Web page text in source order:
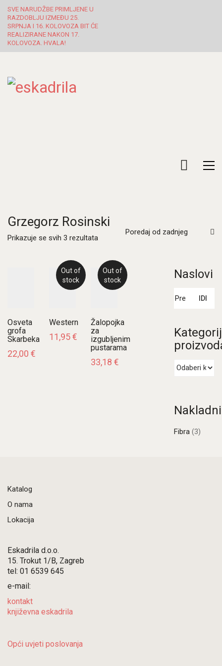
SVE NARUDŽBE PRIMLJENE U
RAZDOBLJU IZMEĐU 25.
SRPNJA I 16. KOLOVOZA BIT ĆE
REALIZIRANE NAKON 17.
KOLOVOZA. HVALA!
Grzegorz Rosinski
Prikazuje se svih 3 rezultata Poredano
Poredaj od zadnjeg
Osveta
grofa
Skarbeka
22,00 €
Out of
stock
Western
11,95€
Out of
stock
Žalopojka
za
izgubljenim
pustarama
33,18 €
Naslovi
IDI
Fibra (3)
Katalog
O nama
Lokacija
Eskadrila d.o.o.
15. Trokut 1/B, Zagreb
tel: 01 6539 645
e-mail:
kontakt
književna eskadrila
Opći uvjeti poslovanja